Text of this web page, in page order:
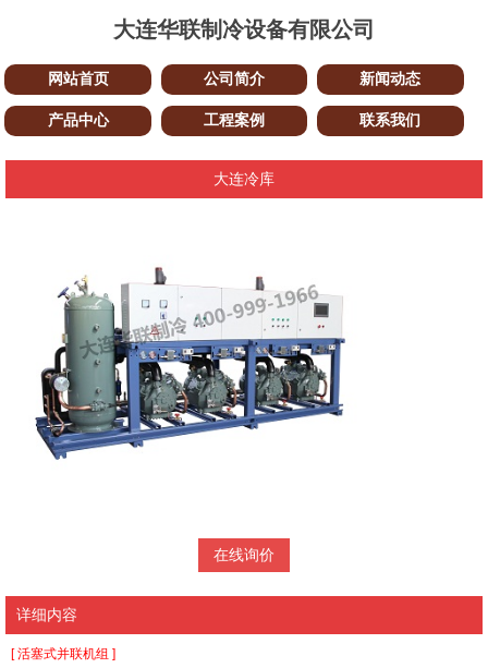
大连华联制冷设备有限公司
网站首页 公司简介 新闻动态
产品中心 工程案例 联系我们
大连冷库
在线询价
详细内容
[ 活塞式并联机组 ]